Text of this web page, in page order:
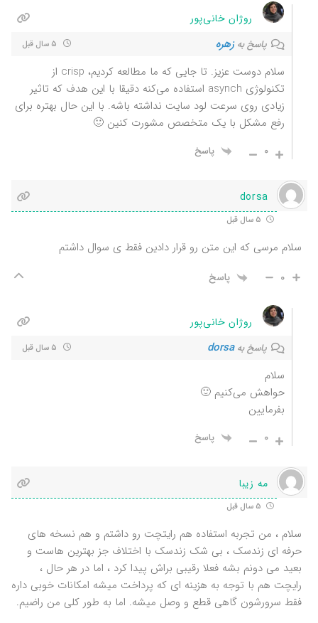
روژان خانی‌پور
پاسخ بهزهره
سلام دوست عزیز. تا جایی که ما مطالعه کردیم، crisp از
تکنولوژی asynch استفاده می‌کنه دقیقا با این هدف که تاثیر
زیادی روی سرعت لود سایت نداشته باشه. با این حال بهتره برای
رفع مشکل با یک متخصص مشورت کنین 🙂
0 پاسخ
dorsa
سلام مرسی که این متن رو قرار دادین فقط ی سوال داشتم
0 پاسخ
روژان خانی‌پور
پاسخ بهdorsa
سلام
حواهش می‌کنیم 🙂
بفرمایین
0 پاسخ
مه زیبا
سلام ، من تجربه استفاده هم رایتچت رو داشتم و هم نسخه های
حرفه ای زندسک ، بی شک زندسک با اختلاف جز بهترین هاست و
بعید می دونم بشه فعلا رقیبی براش پیدا کرد ، اما در هر حال ،
رایچت هم با توجه به هزینه ای که پرداخت میشه امکانات خوبی داره
فقط سرورشون گاهی قطع و وصل میشه. اما به طور کلی من راضیم.